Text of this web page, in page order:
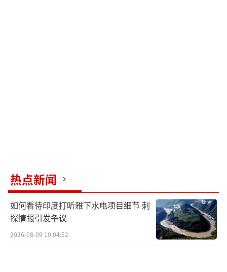
热点新闻
如何看待印度打听雅下水电项目细节 刺
探情报引发争议
2026-08-09 10:04:52